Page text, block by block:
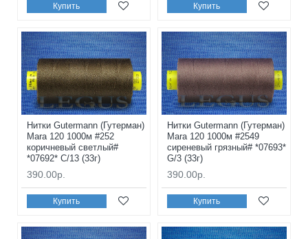
Купить Купить
Нитки Gutermann (Гутерман)
Mara 120 1000м #252
коричневый светлый#
*07692* C/13 (33г)
390.00р.
Купить
Нитки Gutermann (Гутерман)
Mara 120 1000м #2549
сиреневый грязный# *07693*
G/3 (33г)
390.00р.
Купить